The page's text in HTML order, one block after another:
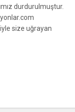
durdurulmuştur.
size uğrayan